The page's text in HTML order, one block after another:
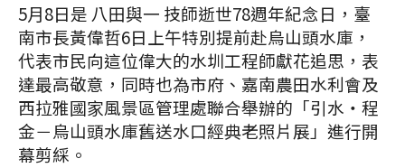
5月8日是 八田與一 技師逝世78週年紀念日，臺
南市長黃偉哲6日上午特別提前赴烏山頭水庫，
代表市民向這位偉大的水圳工程師獻花追思，表
達最高敬意，同時也為市府、嘉南農田水利會及
西拉雅國家風景區管理處聯合舉辦的「引水‧程
金－烏山頭水庫舊送水口經典老照片展」進行開
幕剪綵。